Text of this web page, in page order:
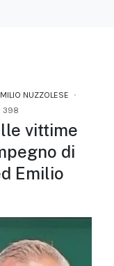
NUZZOLESE
398
vittime
di
Emilio